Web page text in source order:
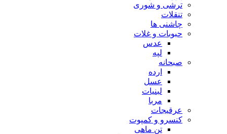
ترشی و شوری
تنقلات
چاشنی ها
حبوبات و غلات
عدس
لپه
صبحانه
ارده
عسل
لبنیات
مربا
عرقیجات
کنسرو و کمپوت
تن ماهی